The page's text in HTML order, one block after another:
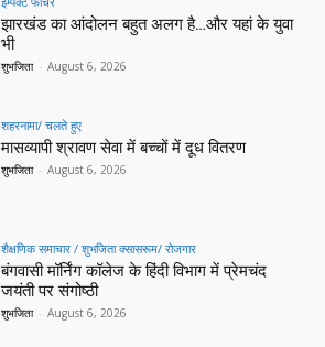
झारखंड का आंदोलन बहुत अलग है…और यहां के युवा
भी
शुभजिता - August 6, 2026
शहरनामा/ चलते हुए
मासव्यापी श्रावण सेवा में बच्चों में दूध वितरण
शुभजिता - August 6, 2026
शैक्षणिक समाचार / शुभजिता क्सासरूम/ रोजगार
बंगवासी मॉर्निंग कॉलेज के हिंदी विभाग में प्रेमचंद
जयंती पर संगोष्ठी
शुभजिता - August 6, 2026